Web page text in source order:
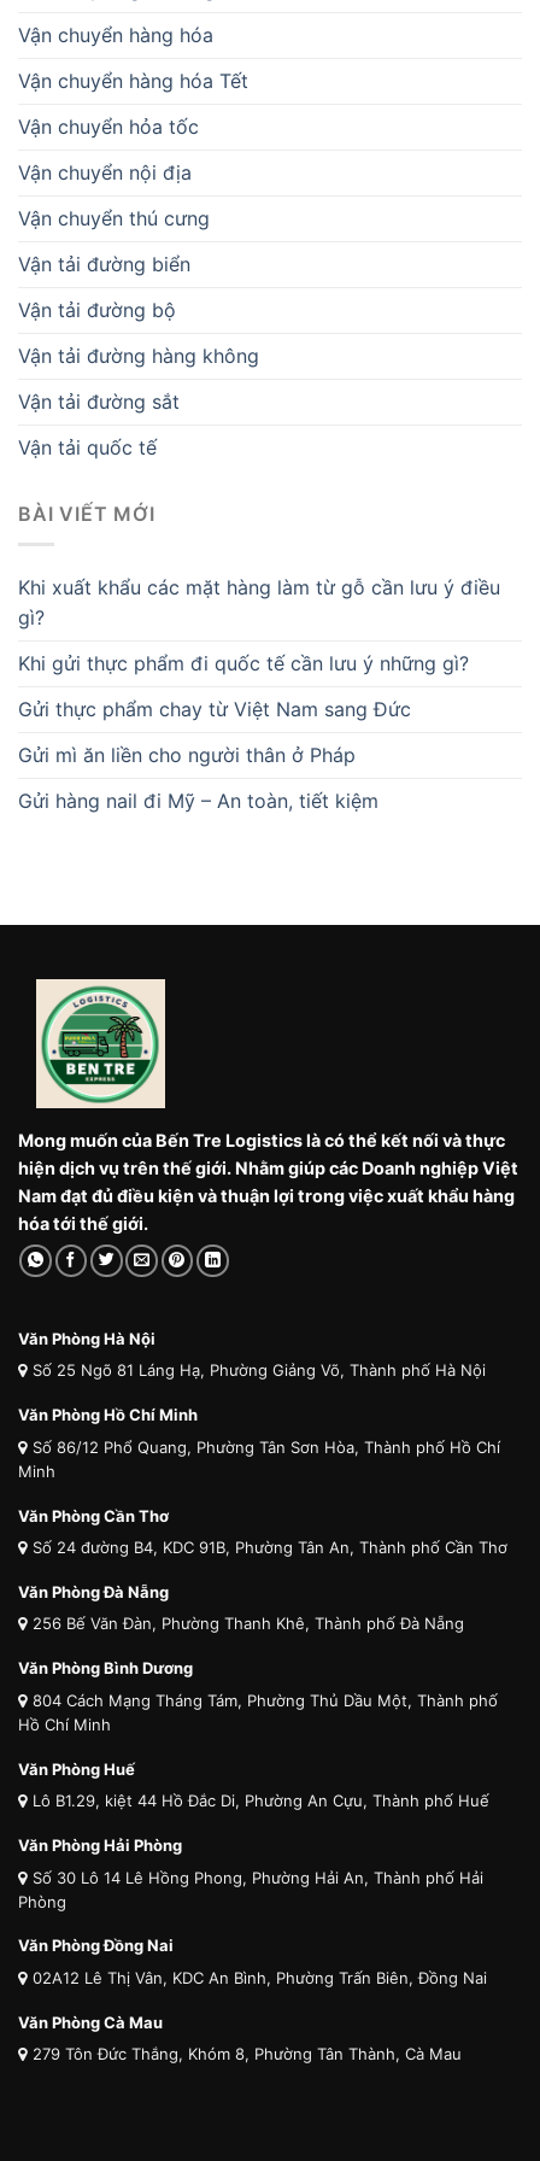
Vận chuyển hàng hóa
Vận chuyển hàng hóa Tết
Vận chuyển hỏa tốc
Vận chuyển nội địa
Vận chuyển thú cưng
Vận tải đường biển
Vận tải đường bộ
Vận tải đường hàng không
Vận tải đường sắt
Vận tải quốc tế
BÀI VIẾT MỚI
Khi xuất khẩu các mặt hàng làm từ gỗ cần lưu ý điều
gì?
Khi gửi thực phẩm đi quốc tế cần lưu ý những gì?
Gửi thực phẩm chay từ Việt Nam sang Đức
Gửi mì ăn liền cho người thân ở Pháp
Gửi hàng nail đi Mỹ – An toàn, tiết kiệm
Mong muốn của Bến Tre Logistics là có thể kết nối và thực
hiện dịch vụ trên thế giới. Nhằm giúp các Doanh nghiệp Việt
Nam đạt đủ điều kiện và thuận lợi trong việc xuất khẩu hàng
hóa tới thế giới.
Văn Phòng Hà Nội
Số 25 Ngõ 81 Láng Hạ, Phường Giảng Võ, Thành phố Hà Nội
Văn Phòng Hồ Chí Minh
Số 86/12 Phổ Quang, Phường Tân Sơn Hòa, Thành phố Hồ Chí
Minh
Văn Phòng Cần Thơ
Số 24 đường B4, KDC 91B, Phường Tân An, Thành phố Cần Thơ
Văn Phòng Đà Nẵng
256 Bế Văn Đàn, Phường Thanh Khê, Thành phố Đà Nẵng
Văn Phòng Bình Dương
804 Cách Mạng Tháng Tám, Phường Thủ Dầu Một, Thành phố
Hồ Chí Minh
Văn Phòng Huế
Lô B1.29, kiệt 44 Hồ Đắc Di, Phường An Cựu, Thành phố Huế
Văn Phòng Hải Phòng
Số 30 Lô 14 Lê Hồng Phong, Phường Hải An, Thành phố Hải
Phòng
Văn Phòng Đồng Nai
02A12 Lê Thị Vân, KDC An Bình, Phường Trấn Biên, Đồng Nai
Văn Phòng Cà Mau
279 Tôn Đức Thắng, Khóm 8, Phường Tân Thành, Cà Mau